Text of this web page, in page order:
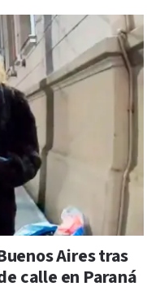
Aires tras
calle en Paraná